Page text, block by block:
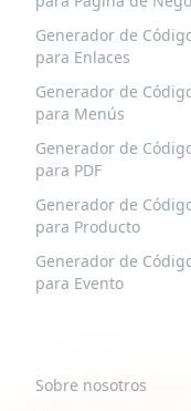
Generador de
para Enlaces
Generador de
para Menús
Generador de
para PDF
Generador de
para Producto
Generador de
para Evento
Sobre nosotros